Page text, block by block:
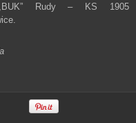
Rudy – KS 1905